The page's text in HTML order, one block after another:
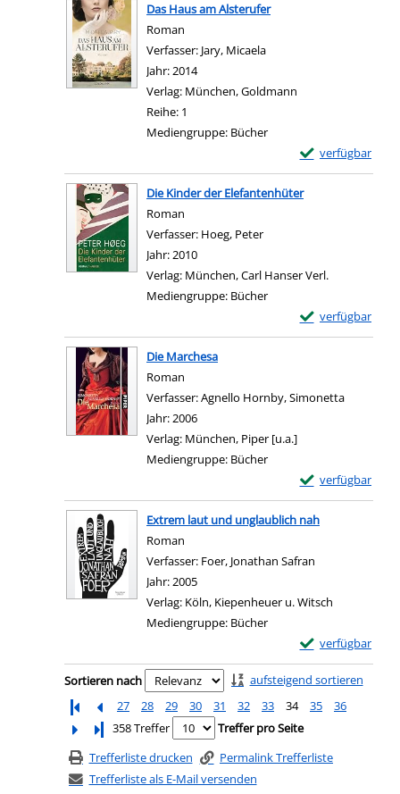
Das Haus am Alsterufer
Roman
Verfasser: Jary, Micaela
Jahr:2014
Verlag: München, Goldmann
Reihe: 1
Mediengruppe: Bücher
verfügbar
Exemplar-Details
Zum Download
Die Kinder der Elefantenhüter
Roman
Verfasser: Hoeg, Peter
Jahr:2010
Verlag: München, Carl Hanser Verl.
Mediengruppe: Bücher
verfügbar
Exemplar-Details
Zum Download
Die Marchesa
Roman
Verfasser:Agnello Hornby, Simonetta
Jahr:2006
Verlag: München, Piper [u.a.]
Mediengruppe: Bücher
verfügbar
Exemplar-Details
Zum Download
Extrem laut und unglaublich nah
Roman
Verfasser: Foer, Jonathan Safran
Jahr:2005
Verlag: Köln, Kiepenheuer u. Witsch
Mediengruppe: Bücher
verfügbar
Exemplar-
Zum Download
Zu den Suchfiltern springen
Sortieren nach
aufsteigend sortieren
27
28 29 30 31 32 33 34 35
36
Letzte Seite
358 Treffer
Treffer pro Seite
Trefferliste drucken
Permalink Trefferliste
Trefferliste als E-Mail versenden